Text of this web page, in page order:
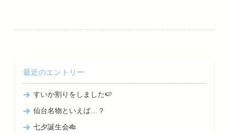
最近のエントリー
すいか割りをしました🍉
仙台名物といえば…？
七夕誕生会🎋